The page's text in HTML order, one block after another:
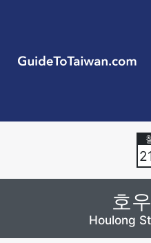
GuideToTaiwan.com
호
Houlong